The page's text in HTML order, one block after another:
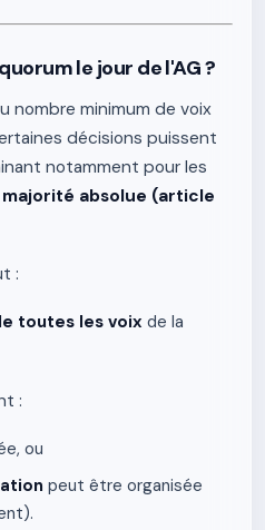
le jour de l'AG ?
nombre minimum de voix
décisions puissent
notamment pour les
majorité absolue (article
:
toutes les voix de la
:
ou
peut être organisée